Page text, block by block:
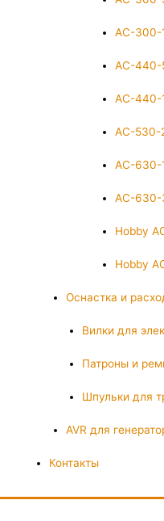
AC-300-
AC-440-
AC-440-
AC-530-
AC-630-
AC-630-
Hobby
Hobby
Оснастка и
Вилки для
Патроны и
Шпульки для
AVR для
Контакты